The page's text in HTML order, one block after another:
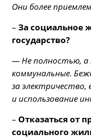
Они более
– За социальное
государство?
— Не полностью, а
коммунальные.
за электричество,
и использование
– Отказаться от
социального